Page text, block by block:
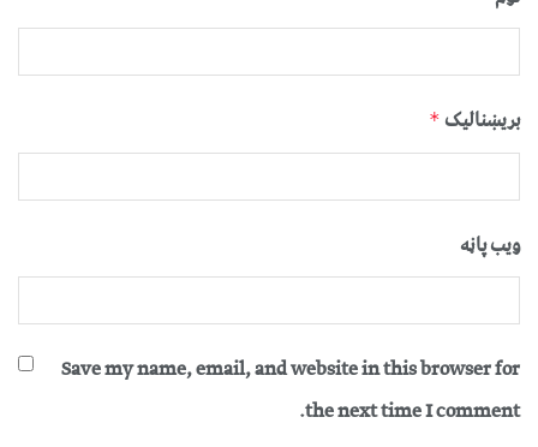
بریښنالیک *
ویب پاڼه
Save my name, email, and website in this browser for
the next time I comment.